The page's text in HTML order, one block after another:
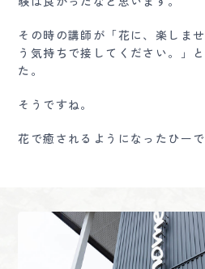
その時の講師が「花に、楽しま
う気持ちで接してください。」
た。
そうですね。
花で癒されるようになったひーで